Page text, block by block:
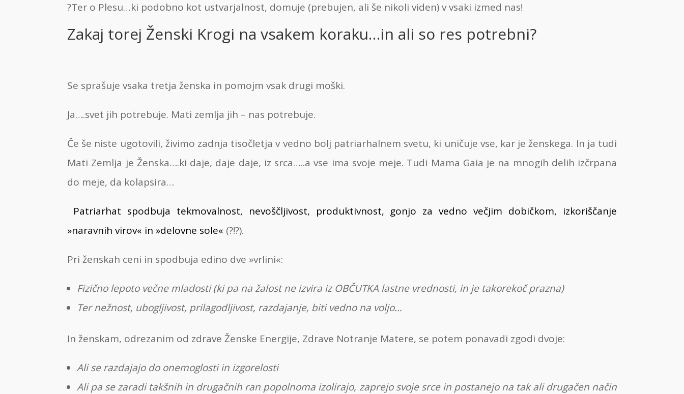
?Ter o Plesu…ki podobno kot ustvarjalnost, domuje (prebujen, ali še nikoli viden) v vsaki izmed nas!
Zakaj torej Ženski Krogi na vsakem koraku…in ali so res potrebni?
Se sprašuje vsaka tretja ženska in pomojm vsak drugi moški.
Ja….svet jih potrebuje. Mati zemlja jih – nas potrebuje.
Če še niste ugotovili, živimo zadnja tisočletja v vedno bolj patriarhalnem svetu, ki uničuje vse, kar je ženskega. In ja tudi
Mati Zemlja je Ženska….ki daje, daje daje, iz srca…..a vse ima svoje meje. Tudi Mama Gaia je na mnogih delih izčrpana
do meje, da kolapsira…
Patriarhat spodbuja tekmovalnost, nevoščljivost, produktivnost, gonjo za vedno večjim dobičkom, izkoriščanje
»naravnih virov« in »delovne sole« (?!?).
Pri ženskah ceni in spodbuja edino dve »vrlini«:
Fizično lepoto večne mladosti (ki pa na žalost ne izvira iz OBČUTKA lastne vrednosti, in je takorekoč prazna)
Ter nežnost, ubogljivost, prilagodljivost, razdajanje, biti vedno na voljo…
In ženskam, odrezanim od zdrave Ženske Energije, Zdrave Notranje Matere, se potem ponavadi zgodi dvoje:
Ali se razdajajo do onemoglosti in izgorelosti
Ali pa se zaradi takšnih in drugačnih ran popolnoma izolirajo, zaprejo svoje srce in postanejo na tak ali drugačen način